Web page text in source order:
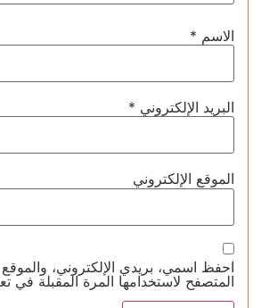
الاسم *
البريد الإلكتروني *
الموقع الإلكتروني
احفظ اسمي، بريدي الإلكتروني،
المتصفح لاستخدامها المرة المقبلة في